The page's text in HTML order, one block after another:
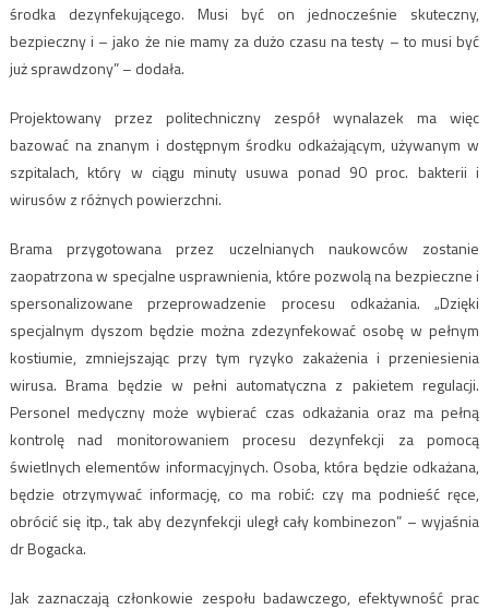
środka dezynfekującego. Musi być on jednocześnie skuteczny,
bezpieczny i – jako że nie mamy za dużo czasu na testy – to musi być
już sprawdzony” – dodała.
Projektowany przez politechniczny zespół wynalazek ma więc
bazować na znanym i dostępnym środku odkażającym, używanym w
szpitalach, który w ciągu minuty usuwa ponad 90 proc. bakterii i
wirusów z różnych powierzchni.
Brama przygotowana przez uczelnianych naukowców zostanie
zaopatrzona w specjalne usprawnienia, które pozwolą na bezpieczne i
spersonalizowane przeprowadzenie procesu odkażania. „Dzięki
specjalnym dyszom będzie można zdezynfekować osobę w pełnym
kostiumie, zmniejszając przy tym ryzyko zakażenia i przeniesienia
wirusa. Brama będzie w pełni automatyczna z pakietem regulacji.
Personel medyczny może wybierać czas odkażania oraz ma pełną
kontrolę nad monitorowaniem procesu dezynfekcji za pomocą
świetlnych elementów informacyjnych. Osoba, która będzie odkażana,
będzie otrzymywać informację, co ma robić: czy ma podnieść ręce,
obrócić się itp., tak aby dezynfekcji uległ cały kombinezon” – wyjaśnia
dr Bogacka.
Jak zaznaczają członkowie zespołu badawczego, efektywność prac